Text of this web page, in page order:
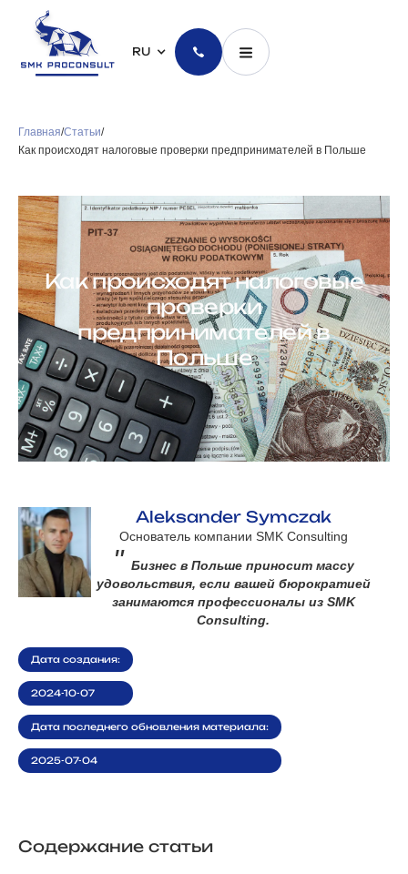
RU
Главная/Статьи/
Как происходят налоговые проверки предпринимателей в Польше
Как происходят налоговые
проверки
предпринимателей в
Польше
Aleksander Symczak
Основатель компании SMK Consulting
" Бизнес в Польше приносит массу
удовольствия, если вашей бюрократией
занимаются профессионалы из SMK
Consulting.
Дата создания:
2024-10-07
Дата последнего обновления материала:
2025-07-04
Содержание статьи